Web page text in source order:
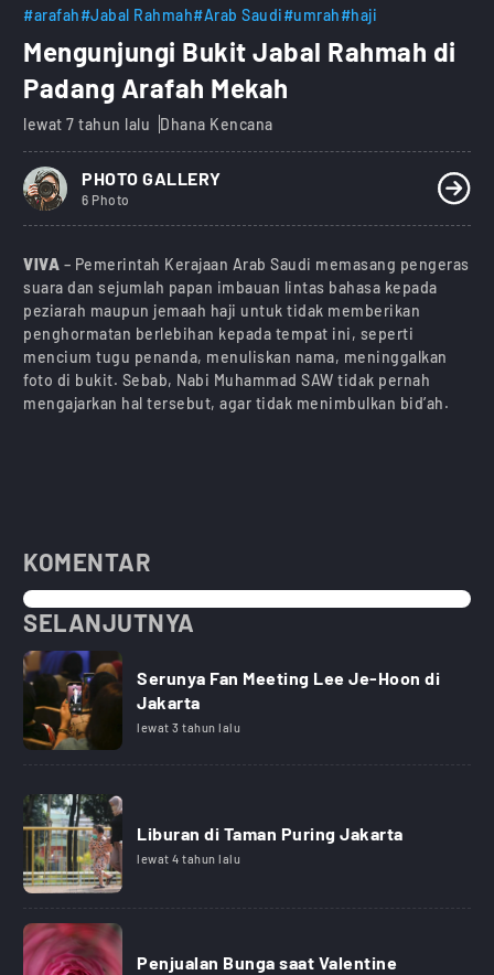
#arafah#Jabal Rahmah#Arab Saudi#umrah#haji
Mengunjungi Bukit Jabal Rahmah di
Padang Arafah Mekah
lewat 7 tahun lalu Dhana Kencana
PHOTO GALLERY
6 Photo
VIVA – Pemerintah Kerajaan Arab Saudi memasang pengeras
suara dan sejumlah papan imbauan lintas bahasa kepada
peziarah maupun jemaah haji untuk tidak memberikan
penghormatan berlebihan kepada tempat ini, seperti
mencium tugu penanda, menuliskan nama, meninggalkan
foto di bukit. Sebab, Nabi Muhammad SAW tidak pernah
mengajarkan hal tersebut, agar tidak menimbulkan bid’ah.
KOMENTAR
SELANJUTNYA
Serunya Fan Meeting Lee Je-Hoon di
Jakarta
lewat 3 tahun lalu
Liburan di Taman Puring Jakarta
lewat 4 tahun lalu
Penjualan Bunga saat Valentine